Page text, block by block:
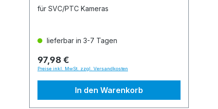
für SVC/PTC Kameras
lieferbar in 3-7 Tagen
97,98 €
Preise inkl. MwSt. zzgl. Versandkosten
In den Warenkorb